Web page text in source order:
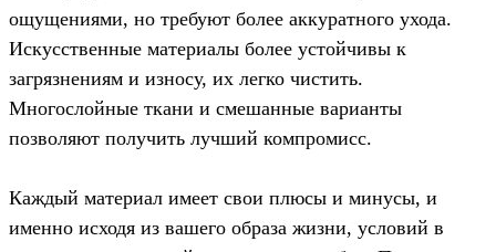
ощущениями, но требуют более аккуратного ухода.
Искусственные материалы более устойчивы к
загрязнениям и износу, их легко чистить.
Многослойные ткани и смешанные варианты
позволяют получить лучший компромисс.
Каждый материал имеет свои плюсы и минусы, и
именно исходя из вашего образа жизни, условий в